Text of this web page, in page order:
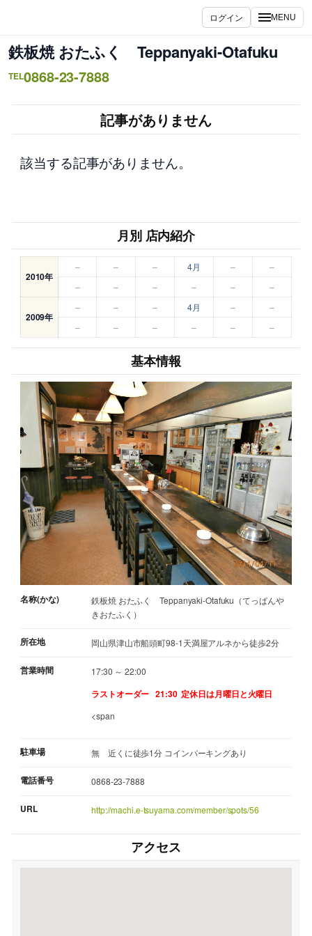
を
ス
キ
ログイン MENU
鉄板焼 おたふく Teppanyaki-Otafuku
TEL0868-23-7888
記事がありません
該当する記事がありません。
月別 店内紹介
2010年
– – – 4月 –
–
–
– – – – –
2009年
– – – 4月 –
–
–
– – – – –
基本情報
名称(かな)
鉄板焼 おたふく Teppanyaki-Otafuku（てっぱんや
きおたふく）
所在地 岡山県津山市船頭町98-1天満屋アルネから徒歩2分
営業時間 17:30 ～ 22:00
ラストオーダー 21:30 定休日は月曜日と火曜日
<span
駐車場 無 近くに徒歩1分 コインパーキングあり
電話番号 0868-23-7888
URL http://machi.e-tsuyama.com/member/spots/56
アクセス